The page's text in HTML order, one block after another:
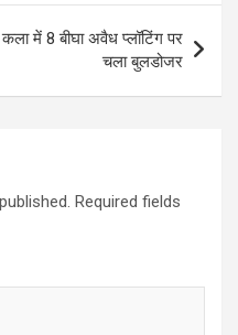
में 8 बीघा अवैध प्लॉटिंग पर
चला बुलडोजर
Required fields